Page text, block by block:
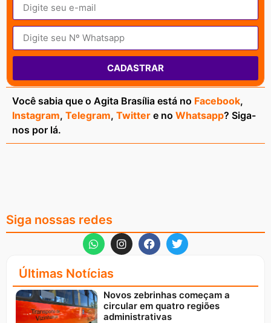
CADASTRAR
Você sabia que o Agita Brasília está no Facebook,
Instagram, Telegram, Twitter e no Whatsapp? Siga-
nos por lá.
Siga nossas redes
Últimas Notícias
Novos zebrinhas começam a
circular em quatro regiões
administrativas